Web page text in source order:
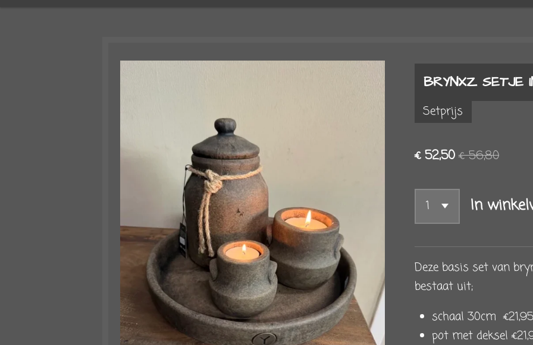
BRYNXZ SETJE
Setprijs
€ 52,50€ 56,80
In
Deze basis set van
bestaat uit;
schaal 30cm
pot met deksel